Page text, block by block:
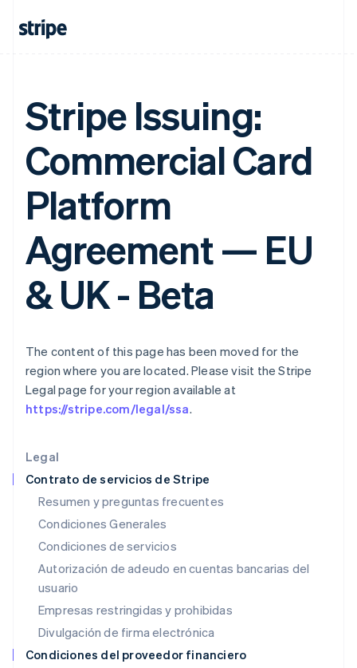
Legal
Contrato de servicios de Stripe
Resumen y preguntas frecuentes
Condiciones Generales
Condiciones de servicios
Autorización de adeudo en cuentas bancarias del
usuario
Empresas restringidas y prohibidas
Divulgación de firma electrónica
Condiciones del proveedor financiero
Stripe Issuing:
Commercial Card
Platform
Agreement — EU
& UK - Beta
The content of this page has been moved for the
region where you are located. Please visit the Stripe
Legal page for your region available at
https://stripe.com/legal/ssa.
English
Eslovaquia
English
Eslovenia
English Italiano
EspañolEnglish
Estados Unidos
Estonia
English
Finlandia
English Svenska
Francia
English
Grecia
English
Hungría
English
English
Italia
ItalianoEnglish
Japón
日本語English
Letonia
English
Liechtenstein
DeutschEnglish
Lituania
English